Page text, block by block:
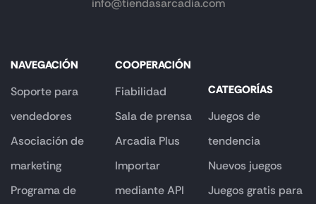
info@tiendasarcadia.com
NAVEGACIÓN
Soporte para
vendedores
Asociación de
marketing
Programa de
COOPERACIÓN
Fiabilidad
Sala de prensa
Arcadia Plus
Importar
mediante API
CATEGORÍAS
Juegos de
tendencia
Nuevos juegos
Juegos gratis para